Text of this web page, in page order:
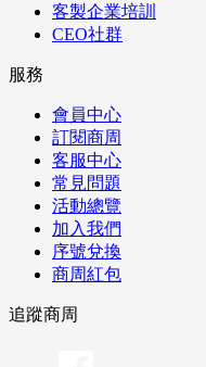
客製企業培訓
CEO社群
服務
會員中心
訂閱商周
客服中心
常見問題
活動總覽
加入我們
序號兌換
商周紅包
追蹤商周